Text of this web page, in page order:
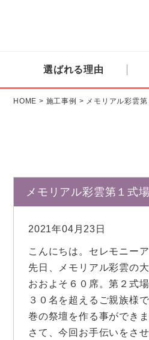
選ばれる理由
HOME > 施工事例 > メモリアル彩雲
メモリアル彩雲第１式場
2021年04月23日
こんにちは。セレモニー
先日、メモリアル彩雲の
おおよそ６０席。第２式
３０名を超えるご親族様
巻の祭壇を作る事ができま
さて、今回お手伝いをさ